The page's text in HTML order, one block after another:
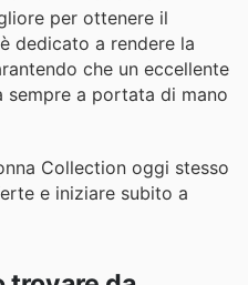
per ottenere il
dedicato a rendere la
che un eccellente
a portata di mano
Collection oggi stesso
e iniziare subito a